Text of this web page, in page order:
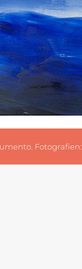
Fotografien: